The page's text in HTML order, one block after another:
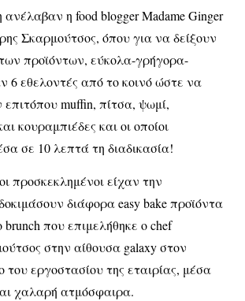
ανέλαβαν η food bloggerMadame Ginger
Σκαρμούτσος, όπου για να δείξουν
προϊόντων, εύκολα-γρήγορα-
6 εθελοντές από το κοινό ώστε να
muffin, πίτσα, ψωμί,
κουραμπιέδες και οι οποίοι
σε 10 λεπτά τη διαδικασία!
προσκεκλημένοι είχαν την
διάφορα easy bake προϊόντα
brunchπου επιμελήθηκε οchef
στην αίθουσα galaxy στον
του εργοστασίου της εταιρίας, μέσα
χαλαρή ατμόσφαιρα.